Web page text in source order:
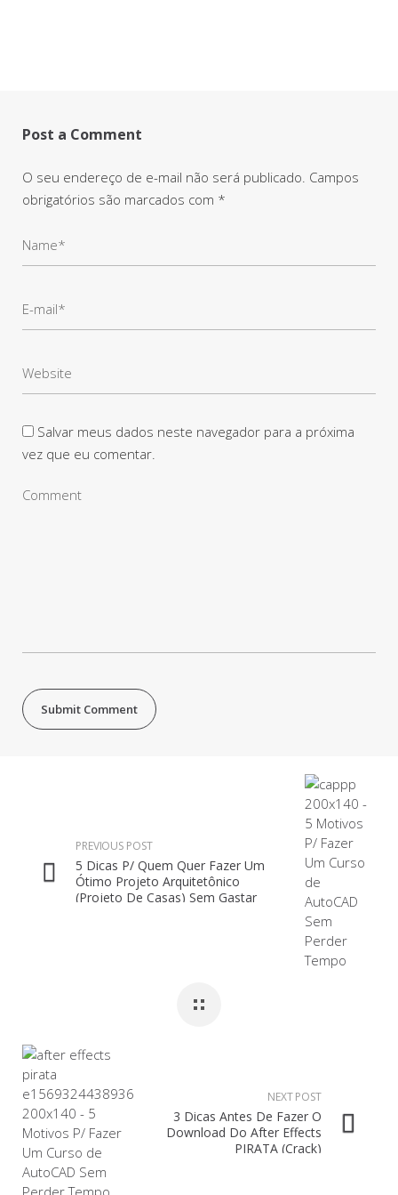
Post a Comment
O seu endereço de e-mail não será publicado. Campos
obrigatórios são marcados com *
Salvar meus dados neste navegador para a próxima
vez que eu comentar.
PREVIOUS POST
5 Dicas P/ Quem Quer Fazer Um
Ótimo Projeto Arquitetônico
(Projeto De Casas) Sem Gastar
NEXT POST
3 Dicas Antes De Fazer O
Download Do After Effects
PIRATA (Crack)